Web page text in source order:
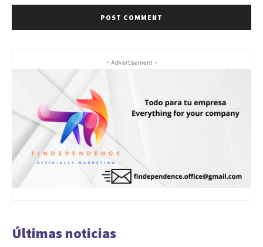
- Advertisement -
Últimas noticias